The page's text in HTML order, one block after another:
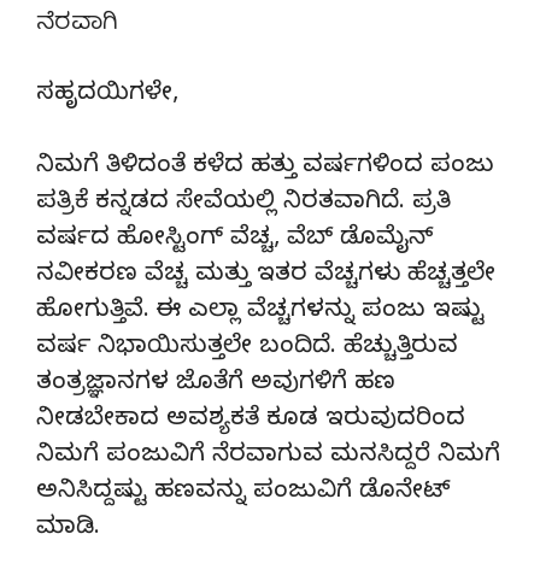
ನೆರವಾಗಿ
ಸಹೃದಯಿಗಳೇ,
ನಿಮಗೆ ತಿಳಿದಂತೆ ಕಳೆದ ಹತ್ತು ವರ್ಷಗಳಿಂದ ಪಂಜು
ಪತ್ರಿಕೆ ಕನ್ನಡದ ಸೇವೆಯಲ್ಲಿ ನಿರತವಾಗಿದೆ. ಪ್ರತಿ
ವರ್ಷದ ಹೋಸ್ಟಿಂಗ್‌ ವೆಚ್ಚ, ವೆಬ್‌ ಡೊಮೈನ್‌
ನವೀಕರಣ ವೆಚ್ಚ ಮತ್ತು ಇತರ ವೆಚ್ಚಗಳು ಹೆಚ್ಚತ್ತಲೇ
ಹೋಗುತ್ತಿವೆ. ಈ ಎಲ್ಲಾ ವೆಚ್ಚಗಳನ್ನು ಪಂಜು ಇಷ್ಟು
ವರ್ಷ ನಿಭಾಯಿಸುತ್ತಲೇ ಬಂದಿದೆ. ಹೆಚ್ಚುತ್ತಿರುವ
ತಂತ್ರಜ್ಞಾನಗಳ ಜೊತೆಗೆ ಅವುಗಳಿಗೆ ಹಣ
ನೀಡಬೇಕಾದ ಅವಶ್ಯಕತೆ ಕೂಡ ಇರುವುದರಿಂದ
ನಿಮಗೆ ಪಂಜುವಿಗೆ ನೆರವಾಗುವ ಮನಸಿದ್ದರೆ ನಿಮಗೆ
ಅನಿಸಿದ್ದಷ್ಟು ಹಣವನ್ನು ಪಂಜುವಿಗೆ ಡೊನೇಟ್‌
ಮಾಡಿ.